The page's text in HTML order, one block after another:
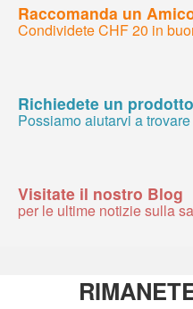
Raccomanda un
Condividete CHF 20 in
Richiedete un prodotto
Possiamo aiutarvi a
Visitate il nostro Blog
per le ultime notizie sulla